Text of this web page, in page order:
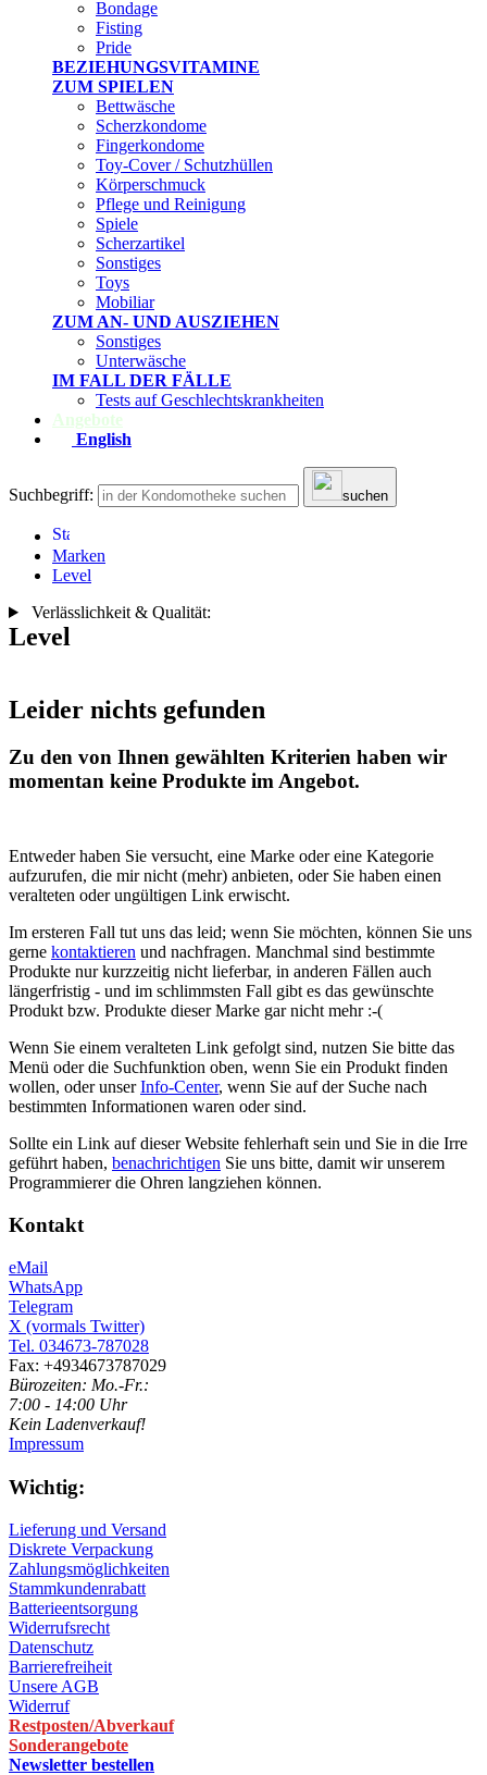
Bondage
Fisting
Pride
BEZIEHUNGSVITAMINE
ZUM SPIELEN
Bettwäsche
Scherzkondome
Fingerkondome
Toy-Cover / Schutzhüllen
Körperschmuck
Pflege und Reinigung
Spiele
Scherzartikel
Sonstiges
Toys
Mobiliar
ZUM AN- UND AUSZIEHEN
Sonstiges
Unterwäsche
IM FALL DER FÄLLE
Tests auf Geschlechtskrankheiten
Angebote
English
Suchbegriff: suchen
Marken
Level
Verlässlichkeit & Qualität:
Level
Leider nichts gefunden
Zu den von Ihnen gewählten Kriterien haben wir
momentan keine Produkte im Angebot.
Entweder haben Sie versucht, eine Marke oder eine Kategorie
aufzurufen, die mir nicht (mehr) anbieten, oder Sie haben einen
veralteten oder ungültigen Link erwischt.
Im ersteren Fall tut uns das leid; wenn Sie möchten, können Sie uns
gerne kontaktieren und nachfragen. Manchmal sind bestimmte
Produkte nur kurzzeitig nicht lieferbar, in anderen Fällen auch
längerfristig - und im schlimmsten Fall gibt es das gewünschte
Produkt bzw. Produkte dieser Marke gar nicht mehr :-(
Wenn Sie einem veralteten Link gefolgt sind, nutzen Sie bitte das
Menü oder die Suchfunktion oben, wenn Sie ein Produkt finden
wollen, oder unserInfo-Center, wenn Sie auf der Suche nach
bestimmten Informationen waren oder sind.
Sollte ein Link auf dieser Website fehlerhaft sein und Sie in die Irre
geführt haben, benachrichtigen Sie uns bitte, damit wir unserem
Programmierer die Ohren langziehen können.
Kontakt
eMail
WhatsApp
Telegram
X (vormals Twitter)
Tel. 034673-787028
Fax: +4934673787029
Bürozeiten: Mo.-Fr.:
7:00 - 14:00 Uhr
Kein Ladenverkauf!
Impressum
Wichtig:
Lieferung und Versand
Diskrete Verpackung
Zahlungsmöglichkeiten
Stammkundenrabatt
Batterieentsorgung
Widerrufsrecht
Datenschutz
Barrierefreiheit
Unsere AGB
Widerruf
Restposten/Abverkauf
Sonderangebote
Newsletter bestellen